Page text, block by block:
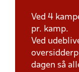
Ved 4
pr. kamp.
Ved
dagen så